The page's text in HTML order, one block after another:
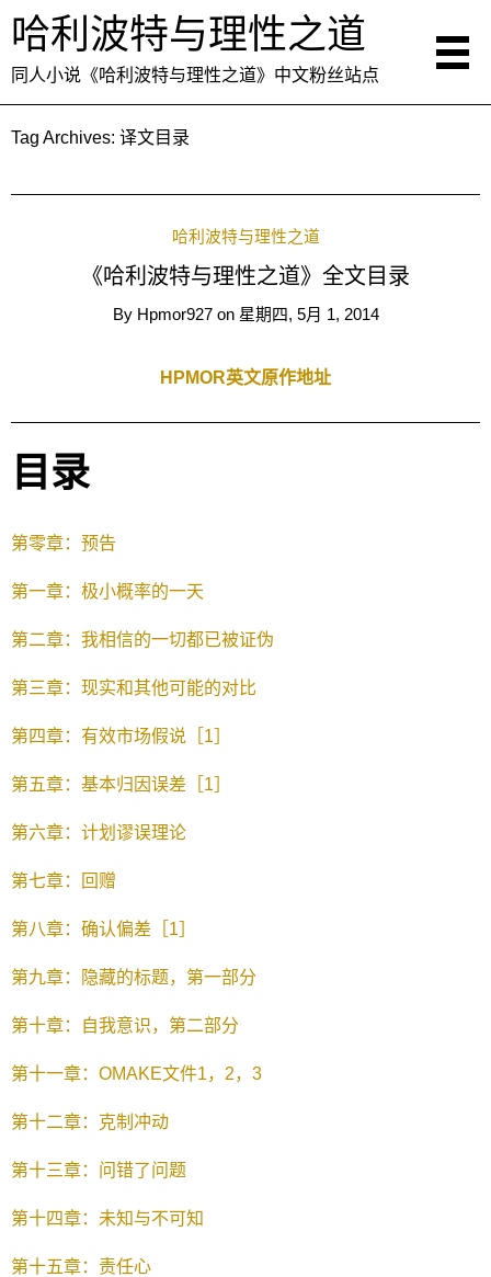
哈利波特与理性之道
同人小说《哈利波特与理性之道》中文粉丝站点
Tag Archives: 译文目录
哈利波特与理性之道
《哈利波特与理性之道》全文目录
By Hpmor927 on 星期四, 5月 1, 2014
HPMOR英文原作地址
目录
第零章：预告
第一章：极小概率的一天
第二章：我相信的一切都已被证伪
第三章：现实和其他可能的对比
第四章：有效市场假说［1］
第五章：基本归因误差［1］
第六章：计划谬误理论
第七章：回赠
第八章：确认偏差［1］
第九章：隐藏的标题，第一部分
第十章：自我意识，第二部分
第十一章：OMAKE文件1，2，3
第十二章：克制冲动
第十三章：问错了问题
第十四章：未知与不可知
第十五章：责任心